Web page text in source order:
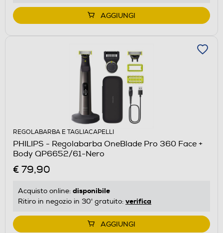
AGGIUNGI
REGOLABARBA E TAGLIACAPELLI
PHILIPS - Regolabarba OneBlade Pro 360 Face +
Body QP6652/61-Nero
€ 79,90
Acquisto online: disponibile
Ritiro in negozio in 30' gratuito: verifica
AGGIUNGI